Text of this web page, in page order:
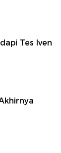
Tes Iven